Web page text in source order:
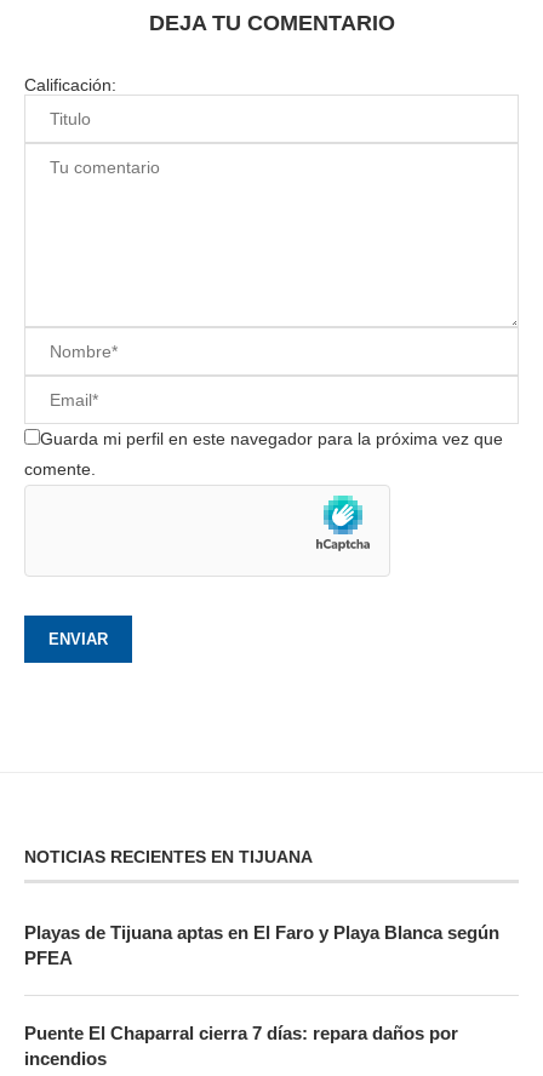
DEJA TU COMENTARIO
Calificación:
Guarda mi perfil en este navegador para la próxima vez que
comente.
NOTICIAS RECIENTES EN TIJUANA
Playas de Tijuana aptas en El Faro y Playa Blanca según
PFEA
Puente El Chaparral cierra 7 días: repara daños por
incendios